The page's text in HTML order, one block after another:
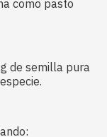
como pasto
de semilla pura